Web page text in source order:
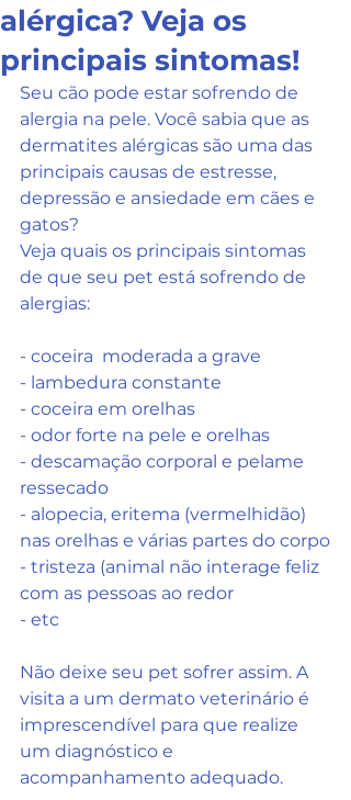
alérgica? Veja os
principais sintomas!
Seu cão pode estar sofrendo de
alergia na pele. Você sabia que as
dermatites alérgicas são uma das
principais causas de estresse,
depressão e ansiedade em cães e
gatos?
Veja quais os principais sintomas
de que seu pet está sofrendo de
alergias:
- coceira  moderada a grave
- lambedura constante
- coceira em orelhas
- odor forte na pele e orelhas
- descamação corporal e pelame
ressecado
- alopecia, eritema (vermelhidão)
nas orelhas e várias partes do corpo
- tristeza (animal não interage feliz
com as pessoas ao redor
- etc
Não deixe seu pet sofrer assim. A
visita a um dermato veterinário é
imprescendível para que realize
um diagnóstico e
acompanhamento adequado.